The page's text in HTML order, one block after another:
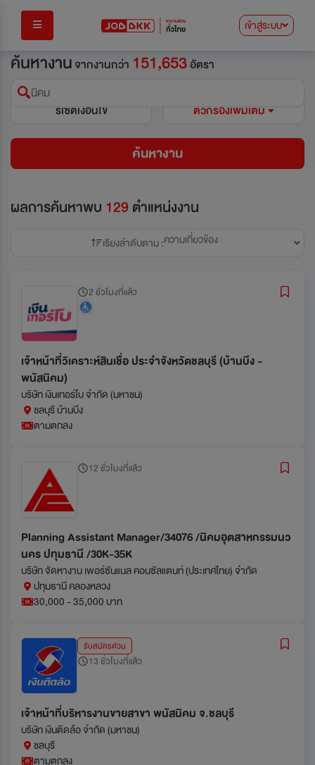
เข้าสู่ระบบ
ค้นหางานจากงานกว่า 151,653อัตรา
นิคม
รีเซ็ตเงื่อนไข
ตัวกรองเพิ่มเติม
ค้นหางาน
ผลการค้นหาพบ 129ตำแหน่งงาน
เรียงลำดับตาม :ความเกี่ยวข้อง
2 ชั่วโมงที่แล้ว
เจ้าหน้าที่วิเคราะห์สินเชื่อ ประจำจังหวัดชลบุรี (บ้านบึง -
พนัสนิคม)
บริษัท เงินเทอร์โบ จำกัด (มหาชน)
ชลบุรี บ้านบึง
ตามตกลง
12 ชั่วโมงที่แล้ว
Planning Assistant Manager/34076 /นิคมอุตสาหกรรมนว
นคร ปทุมธานี /30K-35K
บริษัท จัดหางาน เพอร์ซันแนล คอนซัลแตนท์ (ประเทศไทย) จำกัด
ปทุมธานี คลองหลวง
30,000 - 35,000 บาท
รับสมัครด่วน
13 ชั่วโมงที่แล้ว
เจ้าหน้าที่บริหารงานขายสาขา พนัสนิคม จ.ชลบุรี
บริษัท เงินติดล้อ จำกัด (มหาชน)
ชลบุรี
ตามตกลง